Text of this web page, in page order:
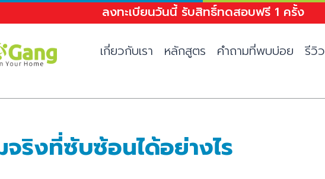
ลงทะเบียนวันนี้ รับสิทธิ์ทดสอบฟรี 1 ครั้ง
เกี่ยวกับเรา หลักสูตร คำถามที่พบบ่อย รีวิว
จริงที่ซับซ้อนได้อย่างไร